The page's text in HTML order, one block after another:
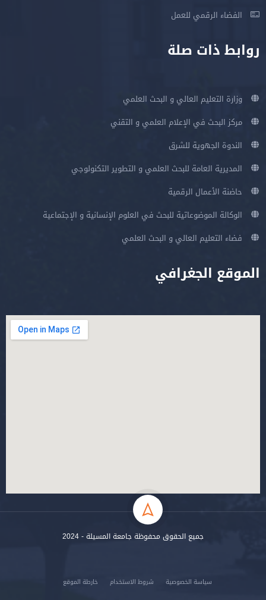
الفضاء الرقمي للعمل
روابط ذات صلة
وزارة التعليم العالي و البحث العلمي
مركز البحث في الإعلام العلمي و التقني
الندوة الجهوية للشرق
المديرية العامة للبحث العلمي و التطوير التكنولوجي
حاضنة الأعمال الرقمية
الوكالة الموضوعاتية للبحث في العلوم الإنسانية و الإجتماعية
فضاء التعليم العالي و البحث العلمي
الموقع الجغرافي
جميع الحقوق محفوظة جامعة المسيلة - 2024
سياسة الخصوصية شروط الاستخدام خارطة الموقع